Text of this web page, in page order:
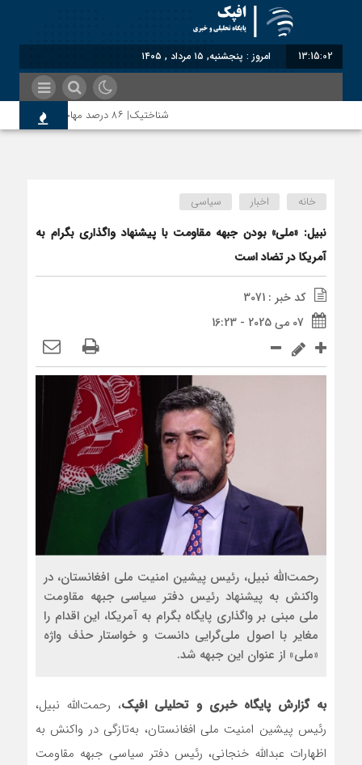
13:15:03 امروز : پنجشنبه, ۱۵ مرداد , ۱۴۰۵
شناختیک| ۸۶ درصد مهاجران حامی ایران در جنگ؛ ۷۵ درصد مهاجران دولت چهاردهم را خیرخواه خود نمی‌دانند
مذاکره تحمیلی، جنگ تحمیلی، صلح تحمیلی را
خانه اخبار سیاسی
نبیل: «ملی» بودن جبهه مقاومت با پیشنهاد واگذاری بگرام به
آمریکا در تضاد است
کد خبر : 3071
07 می 2025 - 16:23
رحمت‌الله نبیل، رئیس پیشین امنیت ملی افغانستان، در
واکنش به پیشنهاد رئیس دفتر سیاسی جبهه مقاومت
ملی مبنی بر واگذاری پایگاه بگرام به آمریکا، این اقدام را
مغایر با اصول ملی‌گرایی دانست و خواستار حذف واژه
«ملی» از عنوان این جبهه شد.
به گزارش پایگاه خبری و تحلیلی افپک، رحمت‌الله نبیل،
رئیس پیشین امنیت ملی افغانستان، به‌تازگی در واکنش به
اظهارات عبدالله خنجانی، رئیس دفتر سیاسی جبهه مقاومت